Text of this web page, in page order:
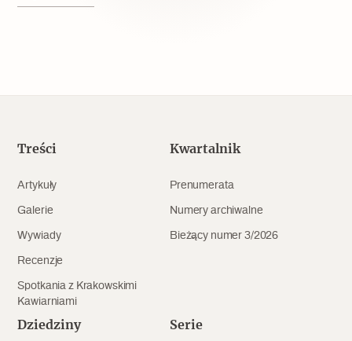
Zabierz mapę na wakacje!
Treści
Artykuły
Galerie
Wywiady
Recenzje
Spotkania z Krakowskimi
Kawiarniami
Kwartalnik
Prenumerata
Numery archiwalne
Bieżący numer 3/2026
Dziedziny Serie